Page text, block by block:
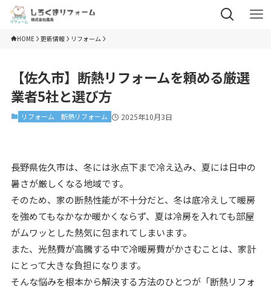
HOME 更新情報 リフォーム
【佐久市】断熱リフォームを頼める厳選
業者5社と選び方
リフォーム 断熱リフォーム 2025年10月3日
長野県佐久市は、冬には氷点下まで冷え込み、夏には日中の
暑さが厳しくなる地域です。
そのため、家の断熱性能が不十分だと、冬は底冷えして暖房
を強めてもなかなか暖かくならず、夏は冷房を入れても部屋
がムワッとした熱気に包まれてしまいます。
また、光熱費が高騰する中で冷暖房費がかさむことは、家計
にとって大きな負担になります。
そんな悩みを根本から解決する方法のひとつが「断熱リフォ